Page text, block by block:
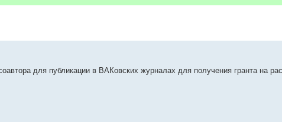
для публикации в ВАКовских журналах для получения гранта на